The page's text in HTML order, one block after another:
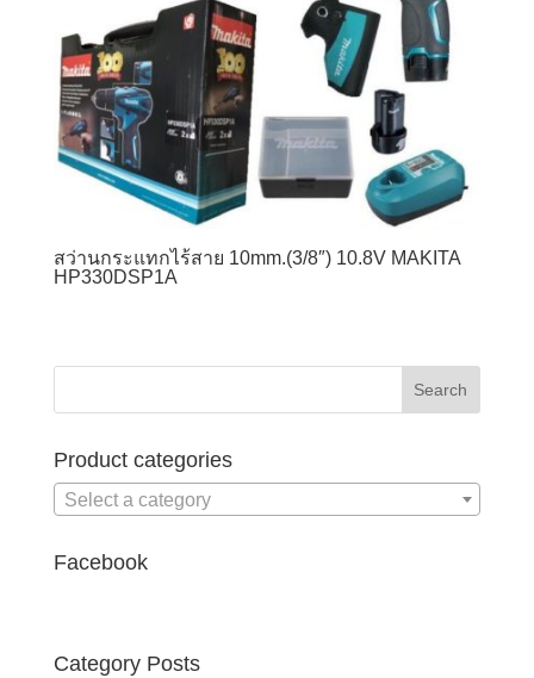
สว่านกระแทกไร้สาย 10mm.(3/8″) 10.8V MAKITA
HP330DSP1A
Product categories
Select a category
Facebook
Category Posts